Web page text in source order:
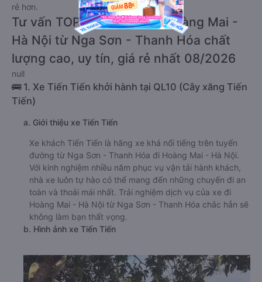
rẻ hơn.
Tư vấn TOP 1 xe khách đi Hoàng Mai -
Hà Nội từ Nga Sơn - Thanh Hóa chất
lượng cao, uy tín, giá rẻ nhất 08/2026
null
🚌 1. Xe Tiến Tiến khởi hành tại QL10 (Cây xăng Tiến
Tiến)
a. Giới thiệu xe Tiến Tiến
Xe khách Tiến Tiến là hãng xe khá nổi tiếng trên tuyến
đường từ Nga Sơn - Thanh Hóa đi Hoàng Mai - Hà Nội.
Với kinh nghiệm nhiều năm phục vụ vận tải hành khách,
nhà xe luôn tự hào có thể mang đến những chuyến đi an
toàn và thoải mái nhất. Trải nghiệm dịch vụ của xe đi
Hoàng Mai - Hà Nội từ Nga Sơn - Thanh Hóa chắc hẳn sẽ
không làm bạn thất vọng.
b. Hình ảnh xe Tiến Tiến